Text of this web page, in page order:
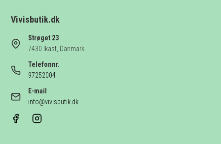
Vivisbutik.dk
Strøget 23
7430 Ikast, Danmark
Telefonnr.
97252004
E-mail
info@vivisbutik.dk